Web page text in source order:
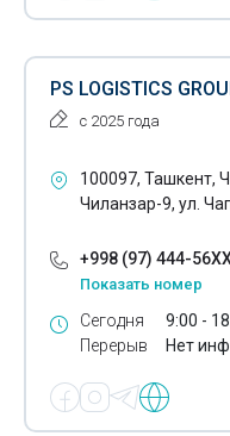
Огнеупорные изделия
Оснастка станочная
Отдушки
Пенополистирол
Пластификаторы для
Плиты покрытия
Погонажные изделия
Поддоны
PS LOGISTICS
с 2025 года
100097, Ташкент,
Чиланзар-9, ул.
+998 (97) 444-
Показать номер
Сегодня
Перерыв
9:00 -
Нет